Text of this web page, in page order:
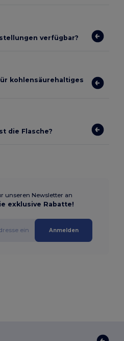
verfügbar?
kohlensäurehaltiges
die Flasche?
unseren Newsletter an
exklusive Rabatte!
Anmelden